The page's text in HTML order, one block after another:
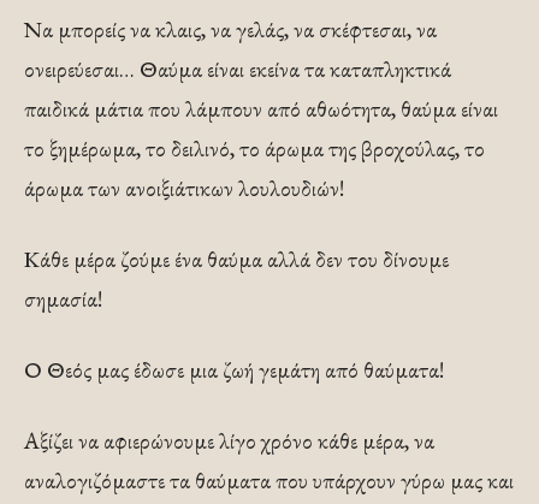
Να μπορείς να κλαις, να γελάς, να σκέφτεσαι, να
ονειρεύεσαι… Θαύμα είναι εκείνα τα καταπληκτικά
παιδικά μάτια που λάμπουν από αθωότητα, θαύμα είναι
το ξημέρωμα, το δειλινό, το άρωμα της βροχούλας, το
άρωμα των ανοιξιάτικων λουλουδιών!
Κάθε μέρα ζούμε ένα θαύμα αλλά δεν του δίνουμε
σημασία!
Ο Θεός μας έδωσε μια ζωή γεμάτη από θαύματα!
Αξίζει να αφιερώνουμε λίγο χρόνο κάθε μέρα, να
αναλογιζόμαστε τα θαύματα που υπάρχουν γύρω μας και